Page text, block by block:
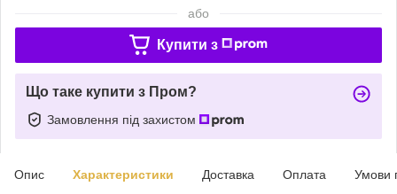
або
Купити з
Що таке купити з Пром?
Замовлення під захистом
Опис Характеристики Доставка Оплата Умови